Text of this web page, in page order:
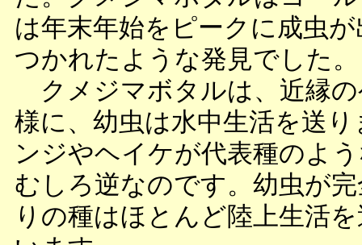
は年末年始をピークに成虫
つかれたような発見でした。
クメジマボタルは、近縁
様に、幼虫は水中生活を送
ンジやヘイケが代表種のよ
むしろ逆なのです。幼虫が
りの種はほとんど陸上生活